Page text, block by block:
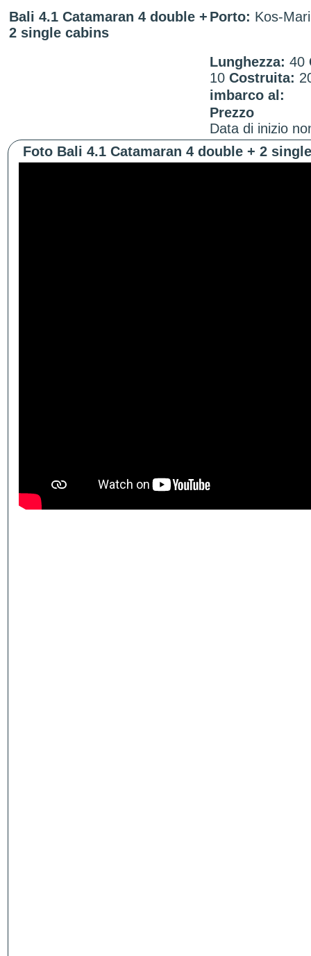
Bali 4.1 Catamaran 4 double +
2 single cabins
Porto: Kos-
Lunghezza: 40
10 Costruita:
imbarco al:
Prezzo
Data di inizio
Foto Bali 4.1 Catamaran 4 double + 2